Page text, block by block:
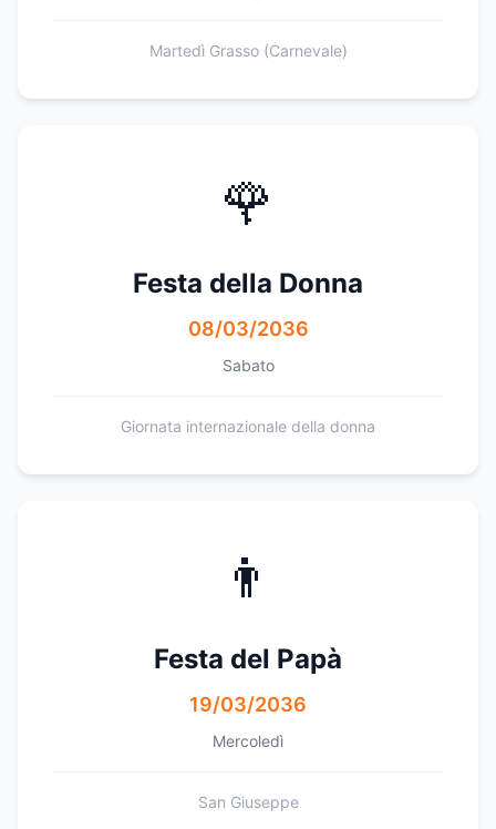
Martedì Grasso (Carnevale)
🌹
Festa della Donna
08/03/2036
Sabato
Giornata internazionale della donna
👨
Festa del Papà
19/03/2036
Mercoledì
San Giuseppe